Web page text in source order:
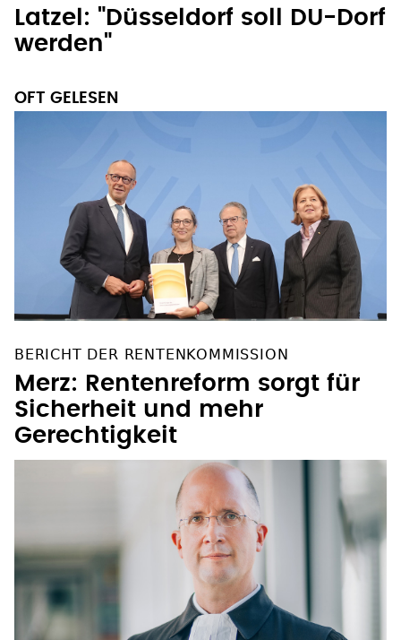
Latzel: "Düsseldorf soll DU-Dorf
werden"
OFT GELESEN
BERICHT DER RENTENKOMMISSION
Merz: Rentenreform sorgt für
Sicherheit und mehr
Gerechtigkeit